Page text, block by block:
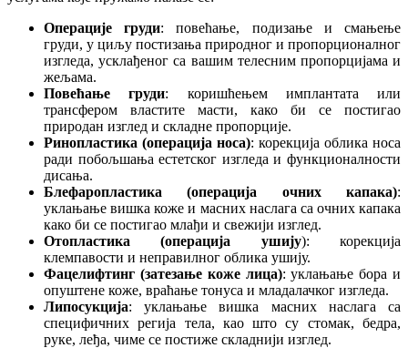
Операције груди: повећање, подизање и смањење
груди, у циљу постизања природног и пропорционалног
изгледа, усклађеног са вашим телесним пропорцијама и
жељама.
Повећање груди: коришћењем имплантата или
трансфером властите масти, како би се постигао
природан изглед и складне пропорције.
Ринопластика (операција носа): корекција облика носа
ради побољшања естетског изгледа и функционалности
дисања.
Блефаропластика (операција очних капака):
уклањање вишка коже и масних наслага са очних капака
како би се постигао млађи и свежији изглед.
Отопластика (операција ушију): корекција
клемпавости и неправилног облика ушију.
Фацелифтинг (затезање коже лица): уклањање бора и
опуштене коже, враћање тонуса и младалачког изгледа.
Липосукција: уклањање вишка масних наслага са
специфичних регија тела, као што су стомак, бедра,
руке, леђа, чиме се постиже складнији изглед.